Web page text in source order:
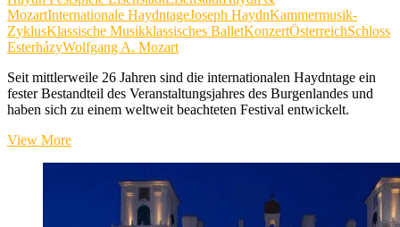
MozartInternationale HaydntageJoseph HaydnKammermusik-
ZyklusKlassische Musikklassisches BalletKonzertÖsterreichSchloss
EsterházyWolfgang A. Mozart
Seit mittlerweile 26 Jahren sind die internationalen Haydntage ein
fester Bestandteil des Veranstaltungsjahres des Burgenlandes und
haben sich zu einem weltweit beachteten Festival entwickelt.
View More26.